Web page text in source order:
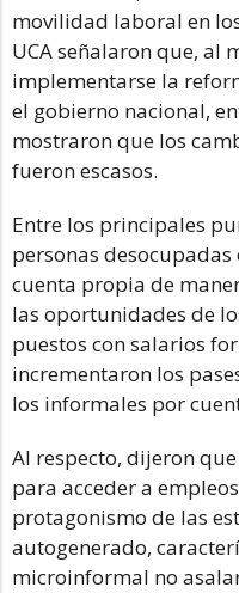
movilidad laboral en
UCA señalaron que, al
implementarse la
el gobierno nacional,
mostraron que los
fueron escasos.
Entre los principales
personas
cuenta propia de
las oportunidades de
puestos con salarios
incrementaron los
los informales por
Al respecto, dijeron
para acceder a
protagonismo de las
autogenerado,
microinformal no